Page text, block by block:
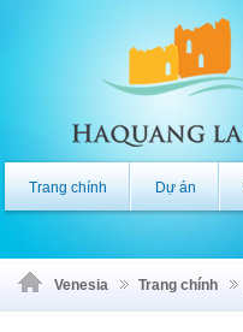
Trang chính Dự án
Venesia Trang chính